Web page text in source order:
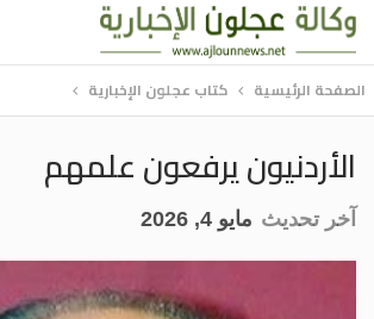
الصفحة الرئيسية كتاب عجلون الإخبارية
الأردنيون يرفعون علمهم
آخر تحديث مايو 4, 2026